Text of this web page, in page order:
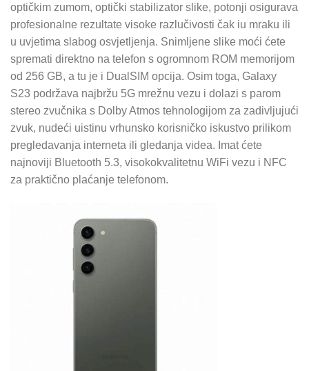
optičkim zumom, optički stabilizator slike, potonji osigurava
profesionalne rezultate visoke razlučivosti čak iu mraku ili
u uvjetima slabog osvjetljenja. Snimljene slike moći ćete
spremati direktno na telefon s ogromnom ROM memorijom
od 256 GB, a tu je i DualSIM opcija. Osim toga, Galaxy
S23 podržava najbržu 5G mrežnu vezu i dolazi s parom
stereo zvučnika s Dolby Atmos tehnologijom za zadivljujući
zvuk, nudeći uistinu vrhunsko korisničko iskustvo prilikom
pregledavanja interneta ili gledanja videa. Imat ćete
najnoviji Bluetooth 5.3, visokokvalitetnu WiFi vezu i NFC
za praktično plaćanje telefonom.